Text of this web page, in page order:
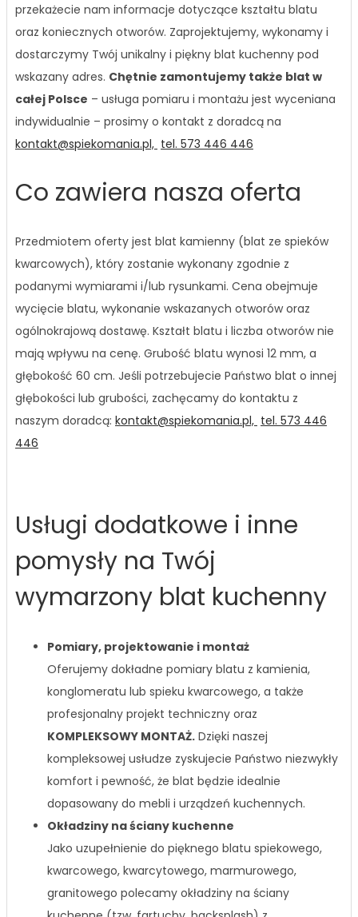
przekażecie nam informacje dotyczące kształtu blatu
oraz koniecznych otworów. Zaprojektujemy, wykonamy i
dostarczymy Twój unikalny i piękny blat kuchenny pod
wskazany adres. Chętnie zamontujemy także blat w
całej Polsce – usługa pomiaru i montażu jest wyceniana
indywidualnie – prosimy o kontakt z doradcą na
kontakt@spiekomania.pl, tel. 573 446 446
Co zawiera nasza oferta
Przedmiotem oferty jest blat kamienny (blat ze spieków
kwarcowych), który zostanie wykonany zgodnie z
podanymi wymiarami i/lub rysunkami. Cena obejmuje
wycięcie blatu, wykonanie wskazanych otworów oraz
ogólnokrajową dostawę. Kształt blatu i liczba otworów nie
mają wpływu na cenę. Grubość blatu wynosi 12 mm, a
głębokość 60 cm. Jeśli potrzebujecie Państwo blat o innej
głębokości lub grubości, zachęcamy do kontaktu z
naszym doradcą: kontakt@spiekomania.pl, tel. 573 446
446
Usługi dodatkowe i inne
pomysły na Twój
wymarzony blat kuchenny
Pomiary, projektowanie i montaż
Oferujemy dokładne pomiary blatu z kamienia,
konglomeratu lub spieku kwarcowego, a także
profesjonalny projekt techniczny oraz
KOMPLEKSOWY MONTAŻ. Dzięki naszej
kompleksowej usłudze zyskujecie Państwo niezwykły
komfort i pewność, że blat będzie idealnie
dopasowany do mebli i urządzeń kuchennych.
Okładziny na ściany kuchenne
Jako uzupełnienie do pięknego blatu spiekowego,
kwarcowego, kwarcytowego, marmurowego,
granitowego polecamy okładziny na ściany